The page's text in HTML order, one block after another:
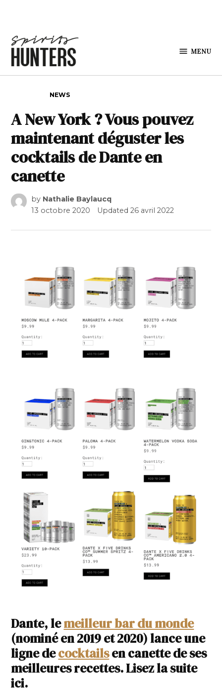
MENU
NEWS
A New York ? Vous pouvez
maintenant déguster les
cocktails de Dante en
canette
by Nathalie Baylaucq
13 octobre 2020
Updated26 avril 2022
Dante, lemeilleur bar du monde
(nominé en 2019 et 2020) lance une
ligne decocktailsen canette de ses
meilleures recettes. Lisez la suite
ici.